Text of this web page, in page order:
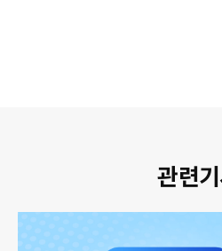
관련